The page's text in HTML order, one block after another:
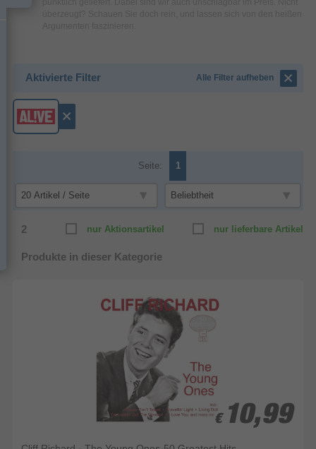
Aktivierte Filter Alle Filter aufheben
Seite: 1
nur lieferbare Artikel
nur Aktionsartikel
2
Produkte in dieser Kategorie
€ 10,99
€ 10,99